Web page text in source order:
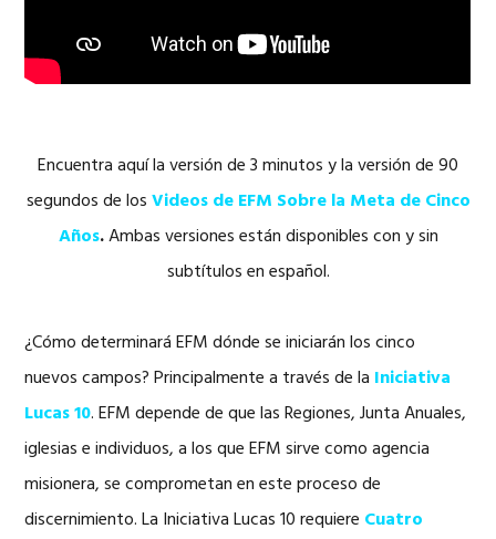
Encuentra aquí la versión de 3 minutos y la versión de 90
segundos de losVideos de EFM Sobre la Meta de Cinco
Años.Ambas versiones están disponibles con y sin
subtítulos en español.
¿Cómo determinará EFM dónde se iniciarán los cinco
nuevos campos? Principalmente a través de la Iniciativa
Lucas 10. EFM depende de que las Regiones, Junta Anuales,
iglesias e individuos, a los que EFM sirve como agencia
misionera, se comprometan en este proceso de
discernimiento. La Iniciativa Lucas 10 requiere Cuatro